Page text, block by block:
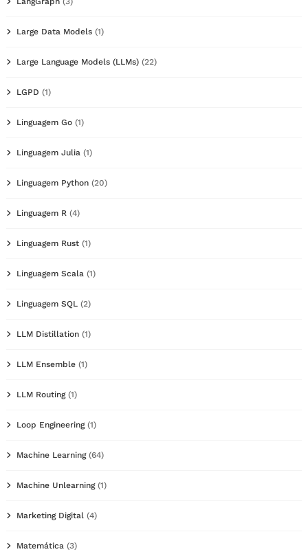
Large Data Models (1)
Large Language Models (LLMs) (22)
LGPD (1)
Linguagem Go (1)
Linguagem Julia (1)
Linguagem Python (20)
Linguagem R (4)
Linguagem Rust (1)
Linguagem Scala (1)
Linguagem SQL (2)
LLM Distillation (1)
LLM Ensemble (1)
LLM Routing(1)
Loop Engineering(1)
Machine Learning(64)
Machine Unlearning(1)
Marketing Digital (4)
Matemática (3)